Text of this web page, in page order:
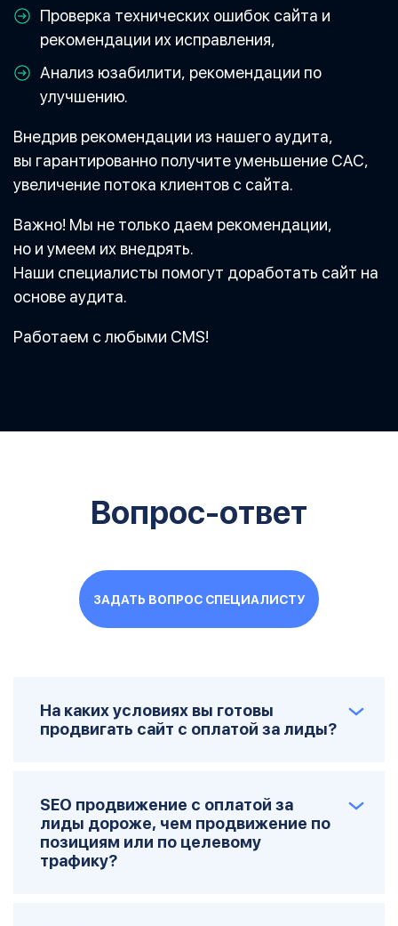
Проверка технических ошибок сайта и
рекомендации их исправления,
Анализ юзабилити, рекомендации по
улучшению.
Внедрив рекомендации из нашего аудита,
вы гарантированно получите уменьшение CAC,
увеличение потока клиентов с сайта.
Важно! Мы не только даем рекомендации,
но и умеем их внедрять.
Наши специалисты помогут доработать сайт на
основе аудита.
Работаем с любыми CMS!
Вопрос-ответ
ЗАДАТЬ ВОПРОС СПЕЦИАЛИСТУ
На каких условиях вы готовы
продвигать сайт с оплатой за лиды?
SEO продвижение с оплатой за
лиды дороже, чем продвижение по
позициям или по целевому
трафику?